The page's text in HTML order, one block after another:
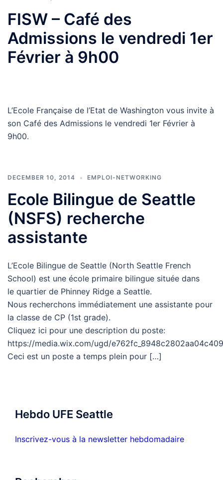
FISW – Café des
Admissions le vendredi 1er
Février à 9h00
L’Ecole Française de l’Etat de Washington vous invite à
son Café des Admissions le vendredi 1er Février à
9h00.
DECEMBER 10, 2014 EMPLOI-NETWORKING
Ecole Bilingue de Seattle
(NSFS) recherche
assistante
L’Ecole Bilingue de Seattle (North Seattle French
School) est une école primaire bilingue située dans
le quartier de Phinney Ridge a Seattle.
Nous recherchons immédiatement une assistante pour
la classe de CP (1st grade).
Cliquez ici pour une description du poste:
https://media.wix.com/ugd/
Ceci est un poste a temps plein pour […]
Hebdo UFE Seattle
Inscrivez-vous à la newsletter hebdomadaire